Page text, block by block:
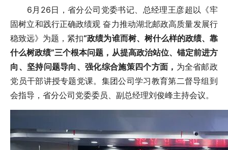
6月26日，省分公司党委书记、总经理王彦超以《牢
固树立和践行正确政绩观 奋力推动湖北邮政高质量发展行
稳致远》为题，紧扣“政绩为谁而树、树什么样的政绩、靠
什么树政绩”三个根本问题，从提高政治站位、锚定前进方
向、坚持问题导向、强化综合施策四个方面， 为全省邮政
党员干部讲授专题党课。集团公司学习教育第二督导组到
会指导，省分公司党委委员、副总经理刘俊峰主持会议。